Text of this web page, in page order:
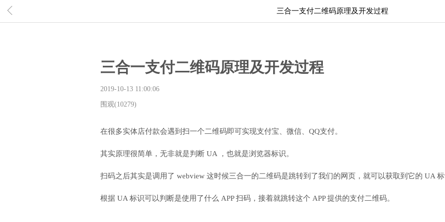
三合一支付二维码原理及开发过程
三合一支付二维码原理及开发过程
2019-10-13 11:00:06
围观(10279)
在很多实体店付款会遇到扫一个二维码即可实现支付宝、微信、QQ支付。
其实原理很简单，无非就是判断 UA ，也就是浏览器标识。
扫码之后其实是调用了 webview 这时候三合一的二维码是跳转到了我们的网页，就可以获取到它的 UA
根据 UA 标识可以判断是使用了什么 APP 扫码，接着就跳转这个 APP 提供的支付二维码。